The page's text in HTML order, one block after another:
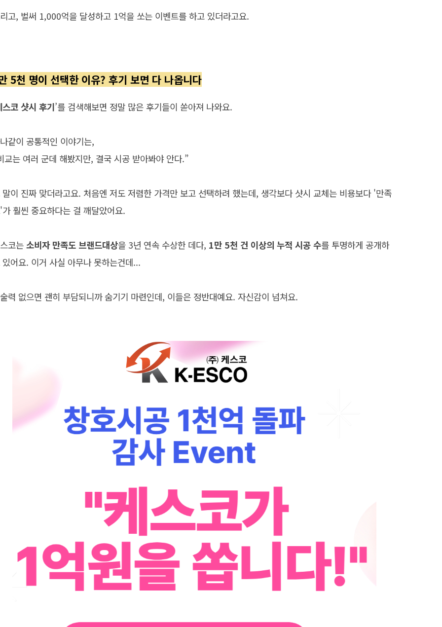
고, 벌써 1,000억을 달성하고 1억을 쏘는 이벤트를 하고 있더라고요.
5천 명이 선택한 이유? 후기 보면 다 나옵니다
스코 샷시 후기’를 검색해보면 정말 많은 후기들이 쏟아져 나와요.
같이 공통적인 이야기는,
교는 여러 군데 해봤지만, 결국 시공 받아봐야 안다.”
말이 진짜 맞더라고요. 처음엔 저도 저렴한 가격만 보고 선택하려 했는데, 생각보다 샷시 교체는 비용보다 '만족
훨씬 중요하다는 걸 깨달았어요.
코는소비자 만족도 브랜드대상을 3년 연속 수상한 데다, 1만 5천 건 이상의 누적 시공 수를 투명하게 공개하
있어요. 이거 사실 아무나 못하는건데...
력 없으면 괜히 부담되니까 숨기기 마련인데, 이들은 정반대예요. 자신감이 넘쳐요.